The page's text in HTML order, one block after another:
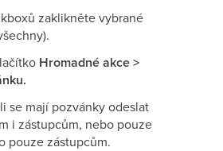
zaklikněte vybrané
Hromadné akce >
se mají pozvánky odeslat
i zástupcům, nebo pouze
pouze zástupcům.